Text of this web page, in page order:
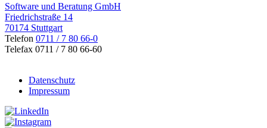
Software und Beratung GmbH
Friedrichstraße 14
70174 Stuttgart
Telefon 0711 / 7 80 66-0
Telefax 0711 / 7 80 66-60
Datenschutz
Impressum